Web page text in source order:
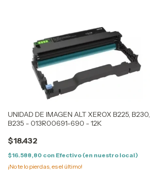
UNIDAD DE IMAGEN ALT XEROX B225, B230,
B235 - 013R00691-690 - 12K
$18.432
$16.588,80 con Efectivo (en nuestro local)
¡No te lo pierdas, es el último!